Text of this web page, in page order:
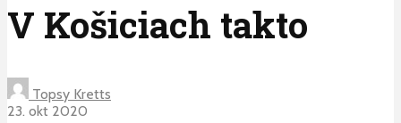
V Košiciach takto
Topsy Kretts
23. okt 2020